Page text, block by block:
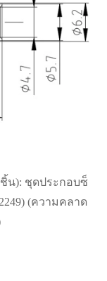
น): ชุดประกอบซ็
(ความคลาด